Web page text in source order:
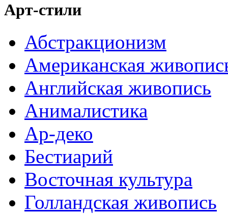
Арт-стили
Абстракционизм
Американская
Английская живопись
Анималистика
Ар-деко
Бестиарий
Восточная культура
Голландская живопись